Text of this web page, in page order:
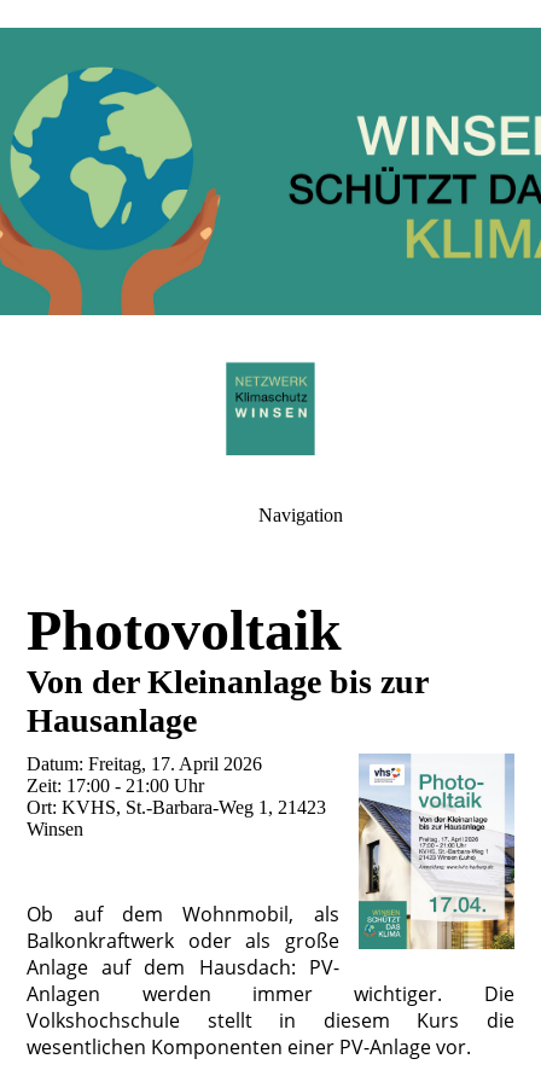
Navigation
Photovoltaik
Von der Kleinanlage bis zur
Hausanlage
Datum: Freitag, 17. April 2026
Zeit: 17:00 - 21:00 Uhr
Ort: KVHS, St.-Barbara-Weg 1, 21423
Winsen
Ob auf dem Wohnmobil, als
Balkonkraftwerk oder als große
Anlage auf dem Hausdach: PV-
Anlagen werden immer wichtiger. Die
Volkshochschule stellt in diesem Kurs die
wesentlichen Komponenten einer PV-Anlage vor.